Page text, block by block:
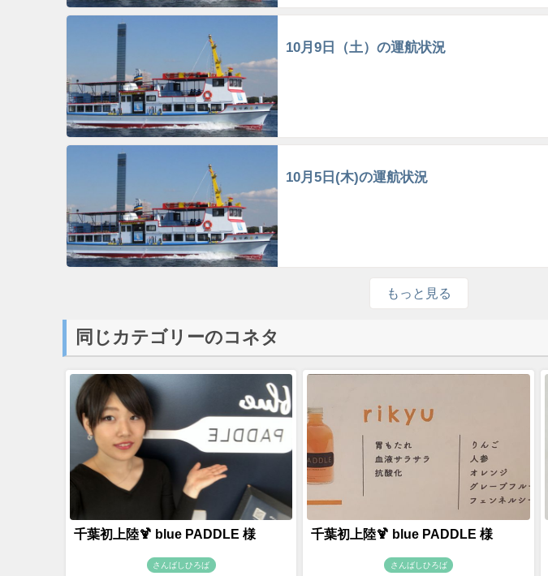
10月9日（土）の運航状況
10月5日(木)の運航状況
もっと見る
同じカテゴリーのコネタ
千葉初上陸🍹 blue PADDLE 様
さんばしひろば
千葉初上陸🍹 blue PADDLE 様
さんばしひろば